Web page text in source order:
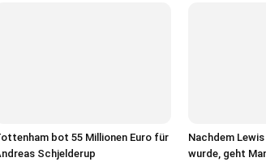
bot 55 Millionen Euro für
Schjelderup
Nachdem
wurde, geht